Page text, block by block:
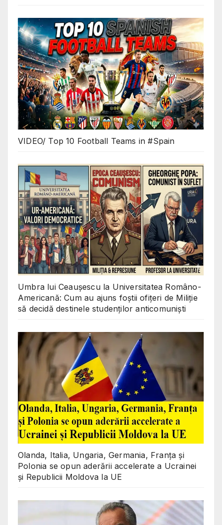
VIDEO/ Top 10 Football Teams in #Spain
Umbra lui Ceaușescu la Universitatea Româno-
Americană: Cum au ajuns foștii ofițeri de Miliție
să decidă destinele studenților anticomuniști
Olanda, Italia, Ungaria, Germania, Franța și
Polonia se opun aderării accelerate a Ucrainei
și Republicii Moldova la UE